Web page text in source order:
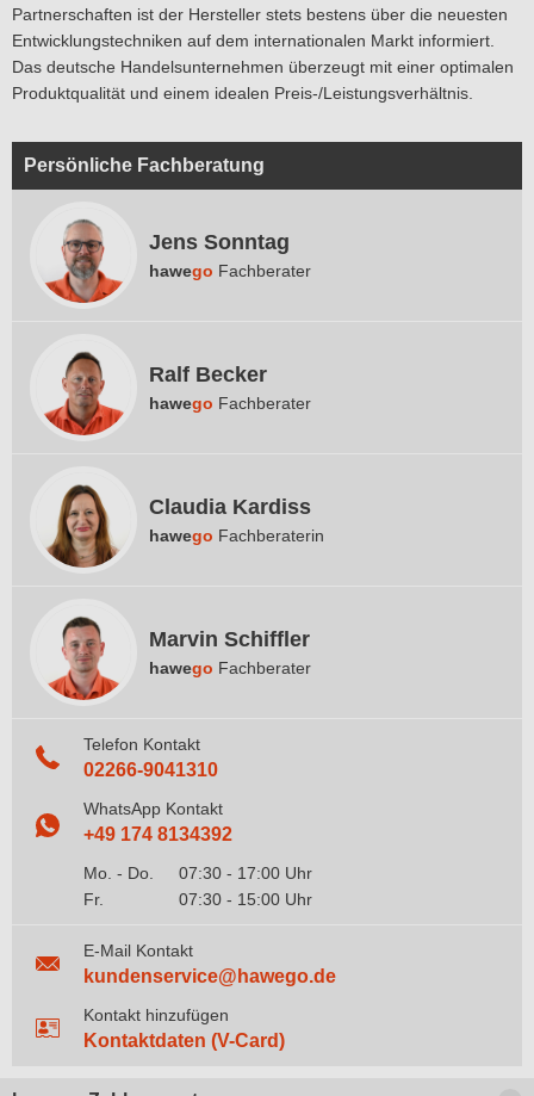
Persönliche Fachberatung
Jens Sonntag
hawego Fachberater
Ralf Becker
hawego Fachberater
Claudia Kardiss
hawego Fachberaterin
Marvin Schiffler
hawego Fachberater
Telefon Kontakt
02266-9041310
WhatsApp Kontakt
+49 174 8134392
Mo. - Do.
07:30 - 17:00 Uhr
Fr.
07:30 - 15:00 Uhr
E-Mail Kontakt
kundenservice@hawego.de
Kontakt hinzufügen
Kontaktdaten (V-Card)
Partnerschaften ist der Hersteller stets bestens über die neuesten
Entwicklungstechniken auf dem internationalen Markt informiert.
Das deutsche Handelsunternehmen überzeugt mit einer optimalen
Produktqualität und einem idealen Preis-/Leistungsverhältnis.